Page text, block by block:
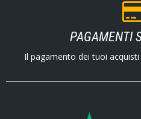
PAGAMENTI
Il pagamento dei tuoi